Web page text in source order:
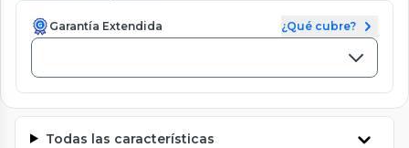
Garantía Extendida ¿Qué cubre?
Todas las características